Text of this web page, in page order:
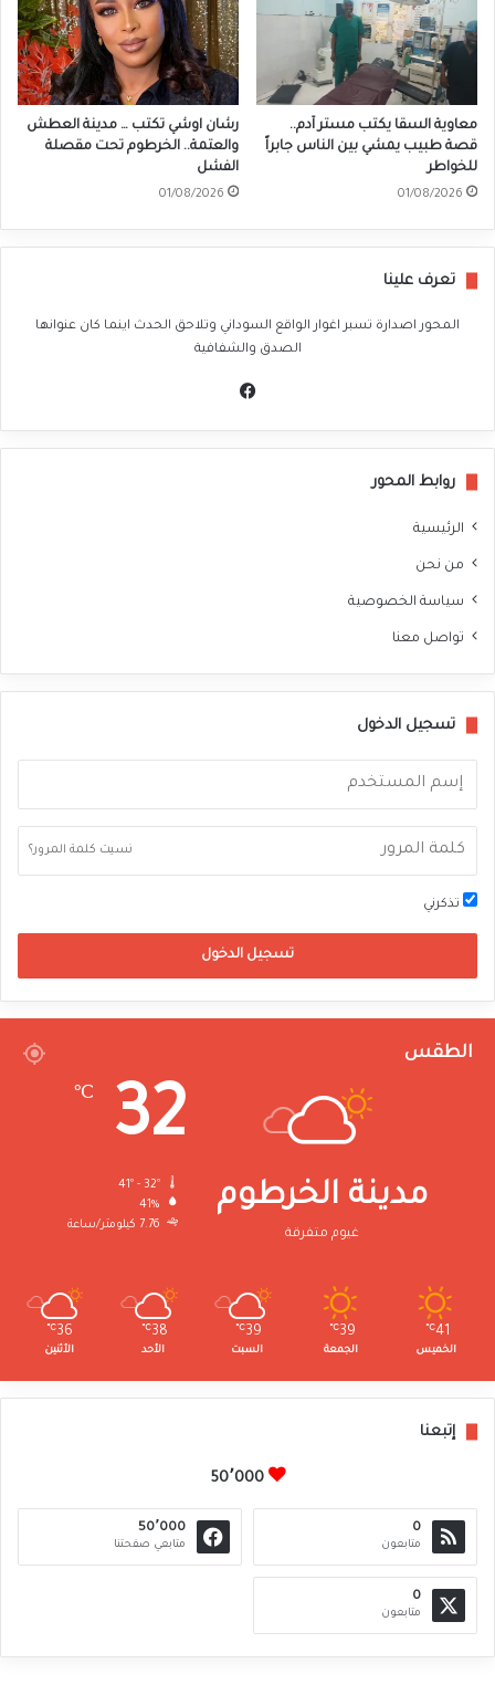
معاوية السقا يكتب مستر آدم..
قصة طبيب يمشي بين الناس جابراً
للخواطر
01/08/2026
رشان اوشي تكتب … مدينة العطش
والعتمة.. الخرطوم تحت مقصلة
الفشل
01/08/2026
تعرف علينا
المحور اصدارة تسبر اغوار الواقع السوداني وتلاحق الحدث اينما كان عنوانها
الصدق والشفافية
روابط المحور
الرئيسية
من نحن
سياسة الخصوصية
تواصل معنا
تسجيل الدخول
نسيت كلمة المرور؟
تذكرني
تسجيل الدخول
الطقس
مدينة الخرطوم
غيوم متفرقة
32
℃
41%
7.76 كيلومتر/ساعة
41
℃
الخميس
39
℃
الجمعة
39
℃
السبت
38
℃
الأحد
36
℃
الأثنين
إتبعنا
50٬000
0
متابعون
50٬000
متابعي صفحتنا
0
متابعون